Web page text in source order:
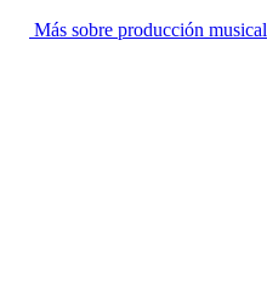
Más sobre producción musical